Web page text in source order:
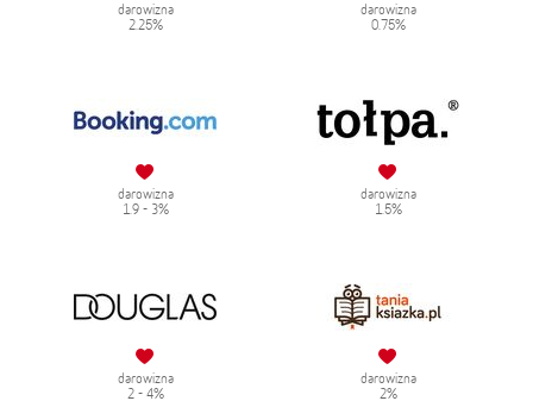
darowizna
2.25%
darowizna
0.75%
darowizna
1.9 - 3%
darowizna
1.5%
darowizna
2 - 4%
darowizna
2%